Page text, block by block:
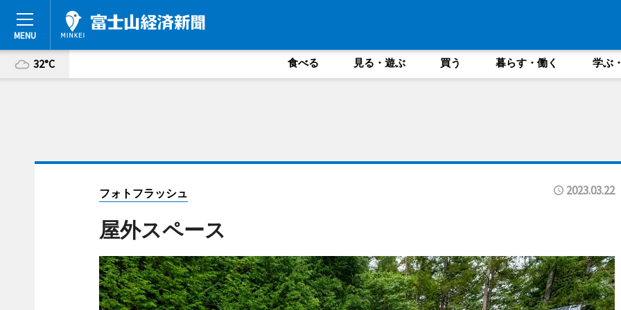
32°C 食べる 見る・遊ぶ 買う 暮らす・働く 学ぶ
フォトフラッシュ 2023.03.22
屋外スペース